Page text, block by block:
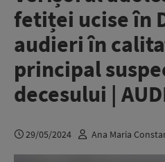
fetiței ucise în
audieri în
principal
decesului |
29/05/2024 Ana Maria